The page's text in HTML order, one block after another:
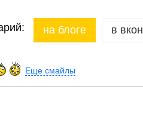
на блоге в
Еще смайлы